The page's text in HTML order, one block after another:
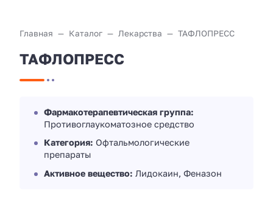
Главная Каталог Лекарства ТАФЛОПРЕСС
ТАФЛОПРЕСС
Фармакотерапевтическая группа:
Противоглаукоматозное средство
Категория: Офтальмологические
препараты
Активное вещество: Лидокаин, Феназон